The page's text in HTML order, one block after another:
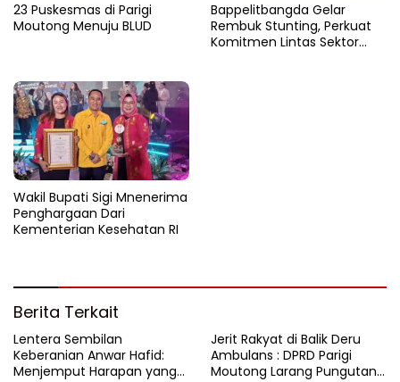
23 Puskesmas di Parigi
Moutong Menuju BLUD
Bappelitbangda Gelar
Rembuk Stunting, Perkuat
Komitmen Lintas Sektor
Wakil Bupati Sigi Mnenerima
Penghargaan Dari
Kementerian Kesehatan RI
Berita Terkait
Lentera Sembilan
Keberanian Anwar Hafid:
Menjemput Harapan yang
Jerit Rakyat di Balik Deru
Ambulans : DPRD Parigi
Moutong Larang Pungutan